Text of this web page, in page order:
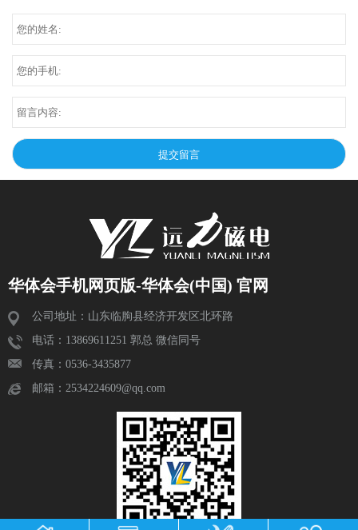
华体会手机网页版-华体会(中国) 官网
公司地址：山东临朐县经济开发区北环路
电话：13869611251 郭总 微信同号
传真：0536-3435877
邮箱：2534224609@qq.com